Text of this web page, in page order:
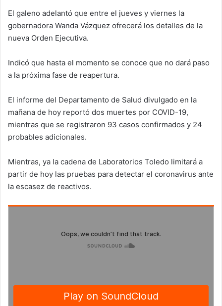
El galeno adelantó que entre el jueves y viernes la
gobernadora Wanda Vázquez ofrecerá los detalles de la
nueva Orden Ejecutiva.
Indicó que hasta el momento se conoce que no dará paso
a la próxima fase de reapertura.
El informe del Departamento de Salud divulgado en la
mañana de hoy reportó dos muertes por COVID-19,
mientras que se registraron 93 casos confirmados y 24
probables adicionales.
Mientras, ya la cadena de Laboratorios Toledo limitará a
partir de hoy las pruebas para detectar el coronavirus ante
la escasez de reactivos.